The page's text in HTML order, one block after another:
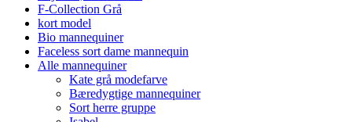
F-Collection Grå
kort model
Bio mannequiner
Faceless sort dame mannequin
Alle mannequiner
Kate grå modefarve
Bæredygtige mannequiner
Sort herre gruppe